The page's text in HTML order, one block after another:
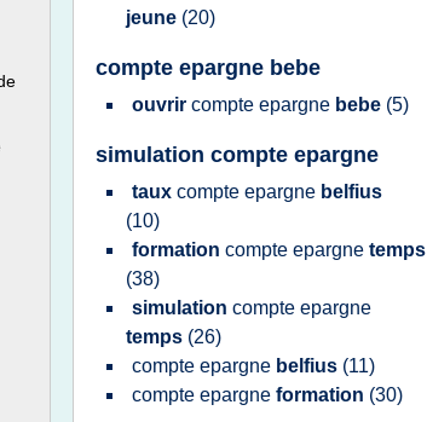
jeune (20)
compte epargne bebe
ouvrir compte epargne bebe (5)
simulation compte epargne
taux compte epargne belfius
(10)
formation compte epargne temps
(38)
simulation compte epargne
temps (26)
compte epargne belfius (11)
compte epargne formation (30)